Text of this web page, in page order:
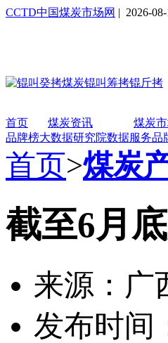
CCTD中国煤炭市场网 | 2026-
首页 煤炭资讯 煤炭
品牌榜大数据研究院数据服务品
首页>煤炭
截至6月
来源：广
发布时间